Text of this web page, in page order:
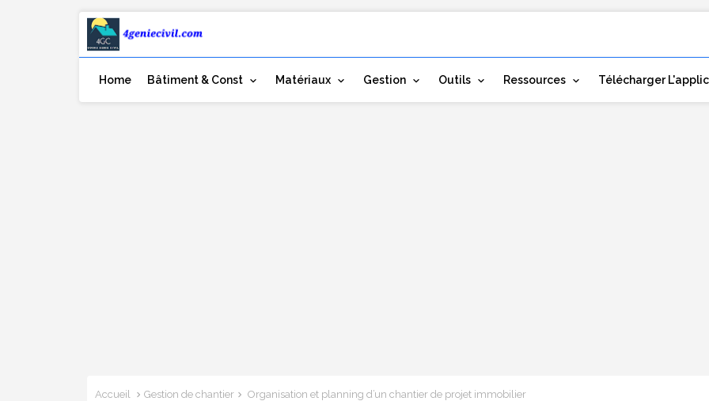
Home Bâtiment & Const Matériaux Gestion Outils Ressources Télécharger
Accueil Gestion de chantier Organisation et planning d’un chantier de projet immobilier